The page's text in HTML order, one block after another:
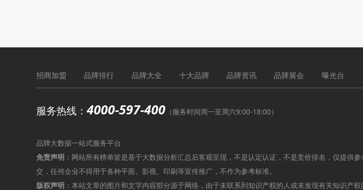
招商加盟 品牌排行 品牌大全 十大品牌 品牌资讯 品牌展会 曝光台
服务热线：4000-597-400 （服务时间周一至周六9:00-18:00）
品牌大数据一站式服务平台
免责声明 ：网站所有榜单皆是基于大数据分析汇总后客观呈现，不是认定认证，不是竞价排名，仅提
交，任何企业不得用于各种平面、影视、印刷等宣传推广，不作为参考标准。
版权声明 ：本站文章的图片和文字内容部分源于网络，由于未联系到知识产权的人或未发现有关知识产